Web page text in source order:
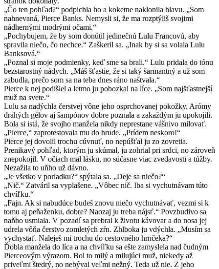
„Čo ten pohľad?“ podpichla ho a koketne naklonila hlavu. „Som
nahnevaná, Pierce Banks. Nemysli si, že ma rozptýliš svojimi
nádhernými modrými očami.“
„Pochybujem, že by som donútil jedinečnú Lulu Francovú, aby
spravila niečo, čo nechce.“ Zaškeril sa. „Inak by si sa volala Lulu
Banksová.“
„Poznal si moje podmienky, keď sme sa brali.“ Lulu pridala do tónu
bezstarostný nádych. „Máš šťastie, že si taký šarmantný a už som
zabudla, prečo som sa na teba dnes ráno naštvala.“
Pierce k nej podišiel a letmo ju pobozkal na líce. „Som najšťastnejší
muž na svete.“
Lulu sa nadýchla čerstvej vône jeho osprchovanej pokožky. Arómy
drahých gélov aj šampónov dobre poznala a zakaždým ju upokojili.
Bola si istá, že svojho manžela nikdy neprestane vášnivo milovať.
„Pierce,“ zaprotestovala mu do hrude. „Prídem neskoro!“
Pierce jej dovolil trochu cúvnuť, no nepúšťal ju zo zovretia.
Prenikavý pohľad, ktorým ju skúmal, ju zohrial pri srdci, no zároveň
znepokojil. V očiach mal lásku, no súčasne viac zvedavosti a túžby.
Nezažila to uňho už dávno.
„Je všetko v poriadku?“ spýtala sa. „Deje sa niečo?“
„Nič.“ Zatváril sa vyplašene. „Vôbec nič. Iba si vychutnávam túto
chvíľku.“
„Fajn. Ak si nabudúce budeš znovu niečo vychutnávať, vezmi si k
tomu aj peňaženku, dobre? Naozaj ju treba nájsť.“ Povzbudivo sa
naňho usmiala. V pozadí sa prebral k životu kávovar a do nosa jej
udrela vôňa čerstvo zomletých zŕn. Zhlboka ju vdýchla. „Musím sa
vychystať. Naleješ mi trochu do cestovného hrnčeka?“
Ďobla manžela do líca a na chvíľku sa ešte zamyslela nad čudným
Pierceovým výrazom. Bol to milý a milujúci muž, niekedy až
priveľmi štedrý, no nebýval veľmi nežný. Teda už nie. Z jeho